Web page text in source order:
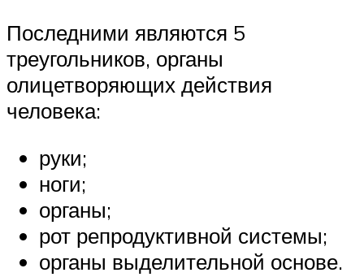
Последними являются 5
треугольников, органы
олицетворяющих действия
человека:
руки;
ноги;
органы;
рот репродуктивной системы;
органы выделительной основе.